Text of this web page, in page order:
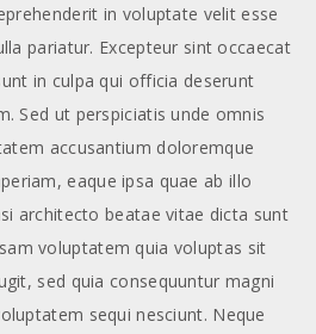
in voluptate velit esse
pariatur. Excepteur sint occaecat
in culpa qui officia deserunt
Sed ut perspiciatis unde omnis
accusantium doloremque
eaque ipsa quae ab illo
architecto beatae vitae dicta sunt
voluptatem quia voluptas sit
sed quia consequuntur magni
sequi nesciunt. Neque